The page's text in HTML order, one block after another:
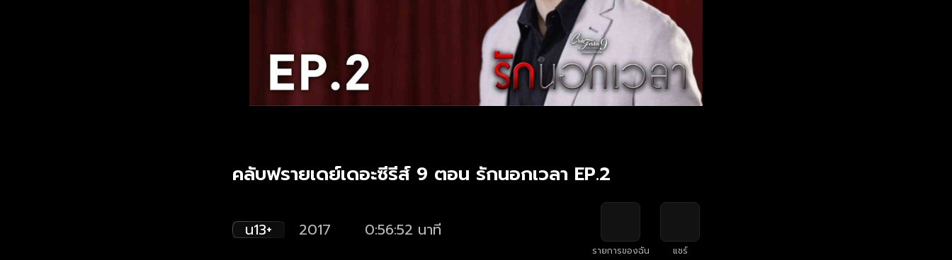
คลับฟรายเดย์เดอะซีรีส์ 9 ตอน รักนอกเวลา EP.2
น13+ 2017 0:56:52 นาที
รายการของฉัน แชร์